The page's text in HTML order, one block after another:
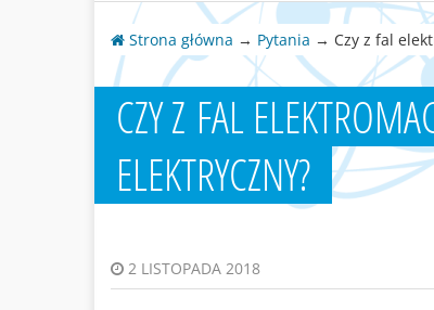
Strona główna → Pytania → Czy z fal
CZY Z FAL
ELEKTRYCZNY?
2 LISTOPADA 2018